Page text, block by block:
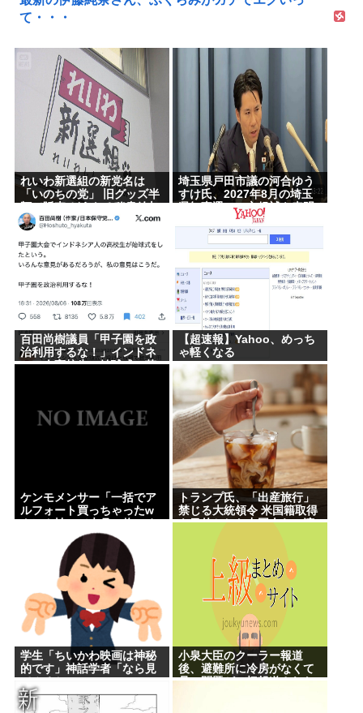
て・・・
れいわ新選組の新党名は
「いのちの党」 旧グッズ半
額で販売 どうなる秘書給与
疑惑
埼玉県戸田市議の河合ゆう
すけ氏、2027年8月の埼玉
県知事選への立候補を表明
百田尚樹議員「甲子園を政
治利用するな！」インドネ
シア人高校生の始球式に苦
【超速報】Yahoo、めっち
ゃ軽くなる
ケンモメンサー「一括でア
ルフォート買っちゃったw
クレカ払いで来月の俺ごめ
んねー」銀行「デビットカ
ードなんで即時引き落とし
トランプ氏、「出産旅行」
禁じる大統領令 米国籍取得
を目的とした中国人らの渡
学生「ちいかわ映画は神秘
的です」神話学者「なら見
てみるか…」
小泉大臣のクーラー報道
後、避難所に冷房がなくて
暑い問題が一切報道されな